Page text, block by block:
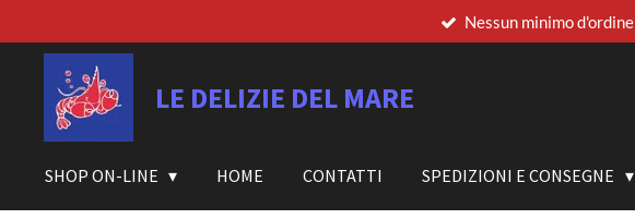
al
contenuto
principale
Nessun minimo d'ordine
LE DELIZIE DEL MARE
SHOP ON-LINE HOME CONTATTI SPEDIZIONI E CONSEGNE